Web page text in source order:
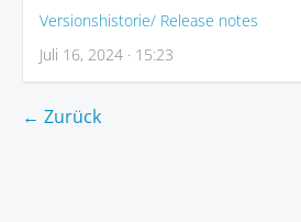
Versionshistorie/ Release notes
Juli 16, 2024 · 15:23
← Zurück